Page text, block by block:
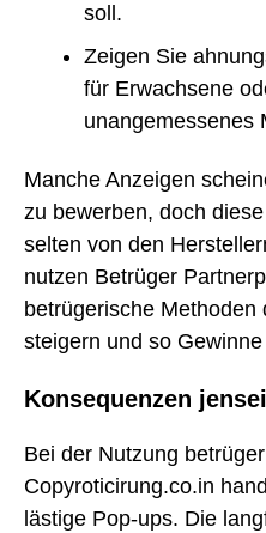
soll.
Zeigen Sie
für Erwachsene
unangemessenes
Manche Anzeigen
zu bewerben, doch
selten von den
nutzen Betrüger
betrügerische Methoden
steigern und so
Konsequenzen
Bei der Nutzung
Copyroticirung.co.in
lästige Pop-ups. Die